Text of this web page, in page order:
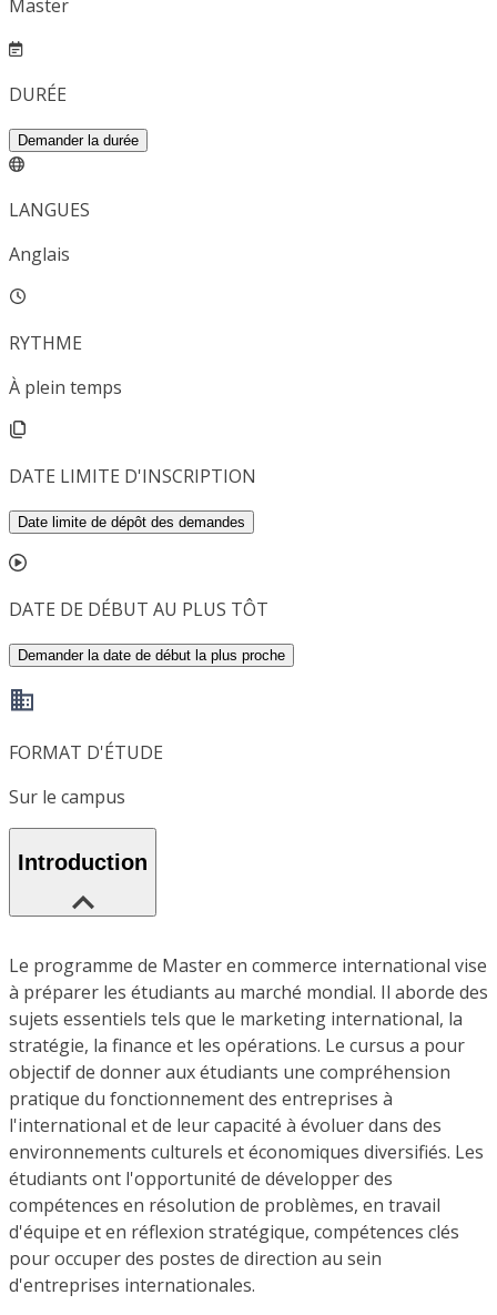
Master
DURÉE
Demander la durée
LANGUES
Anglais
RYTHME
À plein temps
DATE LIMITE D'INSCRIPTION
Date limite de dépôt des demandes
DATE DE DÉBUT AU PLUS TÔT
Demander la date de début la plus proche
FORMAT D'ÉTUDE
Sur le campus
Introduction
Le programme de Master en commerce international vise
à préparer les étudiants au marché mondial. Il aborde des
sujets essentiels tels que le marketing international, la
stratégie, la finance et les opérations. Le cursus a pour
objectif de donner aux étudiants une compréhension
pratique du fonctionnement des entreprises à
l'international et de leur capacité à évoluer dans des
environnements culturels et économiques diversifiés. Les
étudiants ont l'opportunité de développer des
compétences en résolution de problèmes, en travail
d'équipe et en réflexion stratégique, compétences clés
pour occuper des postes de direction au sein
d'entreprises internationales.